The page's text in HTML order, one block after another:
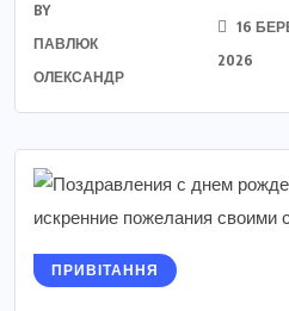
BY
ПАВЛЮК
ОЛЕКСАНДР
16
2026
ПРИВІТАННЯ